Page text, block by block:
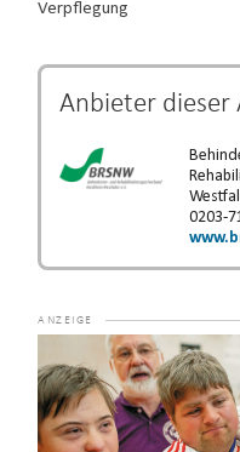
Verpflegung
Anbieter dieser
0203-
Player